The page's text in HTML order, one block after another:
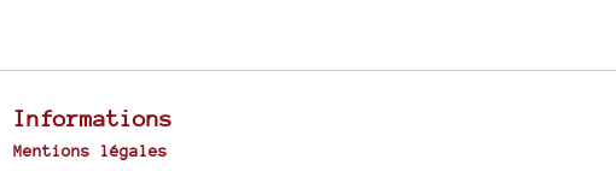
Informations
Mentions légales